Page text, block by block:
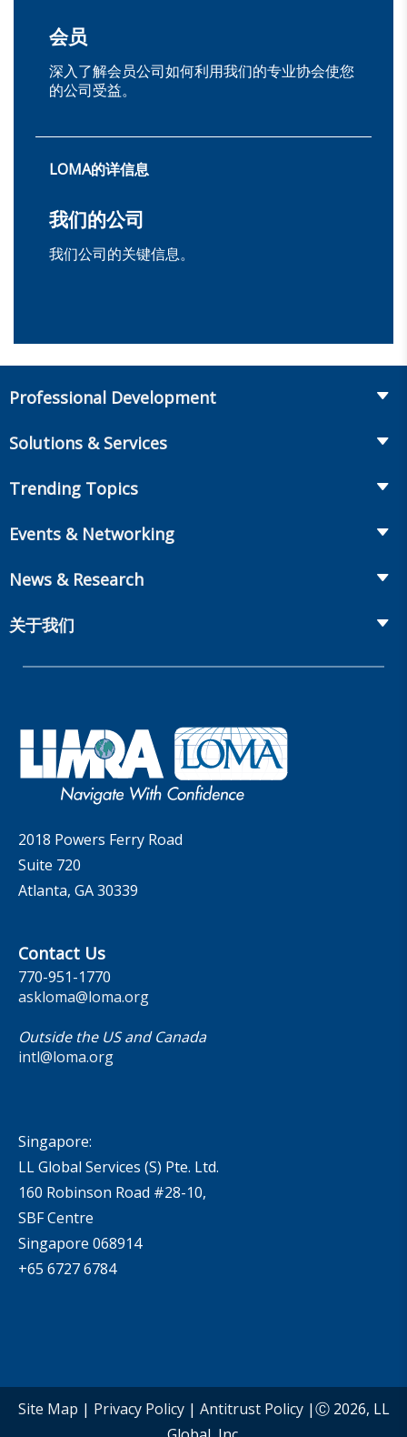
会员
深入了解会员公司如何利用我们的专业协会使您
的公司受益。
LOMA的详信息
我们的公司
我们公司的关键信息。
Professional Development
Essential Knowledge
Professional Growth
Solutions & Services
Enterprise Education
LIC Resources for Smaller Companies
Trending Topics
Annuities
MarketFacts
Events & Networking
Webinars
LIC Meetings
LOMA Canada Education Sections
News & Research
The Information Center
MarketFacts
关于我们
Governance
Careers
Contact Us
2018 Powers Ferry Road
Suite 720
Atlanta, GA 30339
Contact Us
770-951-1770
askloma@loma.org
Outside the US and Canada
intl@loma.org
Singapore:
LL Global Services (S) Pte. Ltd.
160 Robinson Road #28-10,
SBF Centre
Singapore 068914
+65 6727 6784
Site Map | Privacy Policy| Antitrust Policy|Ⓒ 2026, LL